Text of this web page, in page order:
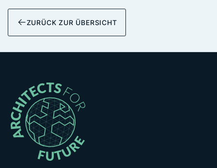
ZURÜCK ZUR ÜBERSICHT